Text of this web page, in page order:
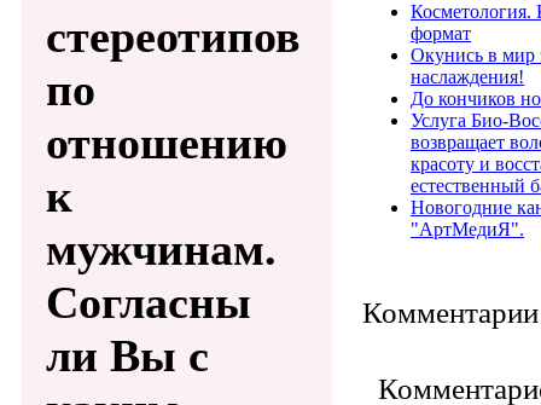
стереотипов
по
отношению
к
мужчинам.
Согласны
ли Вы с
Косметология.
формат
Окунись в мир
наслаждения!
До кончиков
Услуга Био-
возвращает
красоту и
естественный
Новогодние
"АртМедиЯ".
Комментарии